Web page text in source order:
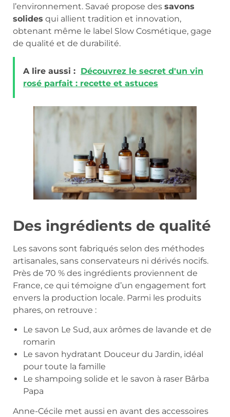
l’environnement. Savaé propose des savons
solides qui allient tradition et innovation,
obtenant même le label Slow Cosmétique, gage
de qualité et de durabilité.
A lire aussi : Découvrez le secret d'un vin
rosé parfait : recette et astuces
Des ingrédients de qualité
Les savons sont fabriqués selon des méthodes
artisanales, sans conservateurs ni dérivés nocifs.
Près de 70 % des ingrédients proviennent de
France, ce qui témoigne d’un engagement fort
envers la production locale. Parmi les produits
phares, on retrouve :
Le savon Le Sud, aux arômes de lavande et de
romarin
Le savon hydratant Douceur du Jardin, idéal
pour toute la famille
Le shampoing solide et le savon à raser Bârba
Papa
Anne-Cécile met aussi en avant des accessoires